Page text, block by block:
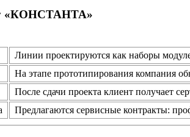
«КОНСТАНТА»
Линии проектируются как наборы
На этапе прототипирования компания
После сдачи проекта клиент получает
Предлагаются сервисные контракты: